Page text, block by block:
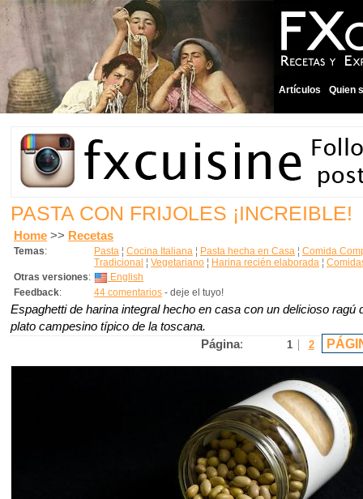
Artículos Quien
PASTA CON FRIJOLES ¡INCREIBLE!
Home >> Recetas
Temas: Pasta ¦ Cocina Italiana ¦ Pasta hecha en Casa ¦ Comida
Tradicional ¦ Vegetariano ¦ Harina recién elaborada ¦
Otras versiones:
English
Feedback: 44 comentarios - deje el tuyo!
Espaghetti de harina integral hecho en casa con un delicioso ragú
plato campesino típico de la toscana.
Página: 1 2